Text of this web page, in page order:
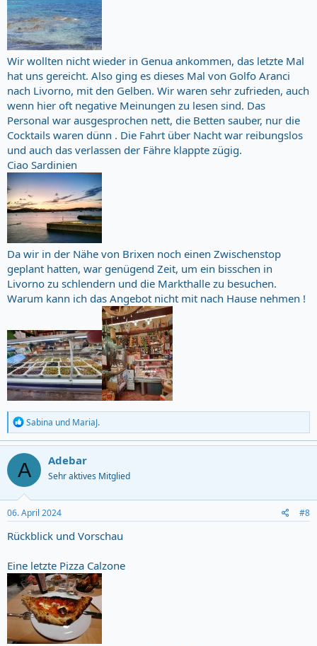
Wir wollten nicht wieder in Genua ankommen, das letzte Mal
hat uns gereicht. Also ging es dieses Mal von Golfo Aranci
nach Livorno, mit den Gelben. Wir waren sehr zufrieden, auch
wenn hier oft negative Meinungen zu lesen sind. Das
Personal war ausgesprochen nett, die Betten sauber, nur die
Cocktails waren dünn . Die Fahrt über Nacht war reibungslos
und auch das verlassen der Fähre klappte zügig.
Ciao Sardinien
Da wir in der Nähe von Brixen noch einen Zwischenstop
geplant hatten, war genügend Zeit, um ein bisschen in
Livorno zu schlendern und die Markthalle zu besuchen.
Warum kann ich das Angebot nicht mit nach Hause nehmen !
R
e
a
c
t
o
n
s
:
Sabina und MariaJ.
A Adebar
Sehr aktives Mitglied
06. April 2024 #8
Rückblick und Vorschau
Eine letzte Pizza Calzone